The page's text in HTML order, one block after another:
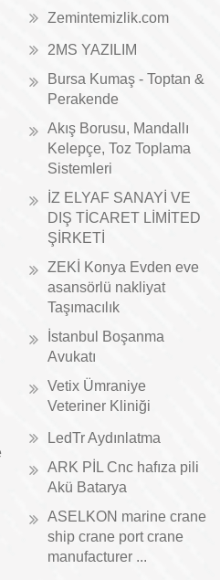
Zemintemizlik.com
2MS YAZILIM
Bursa Kumaş - Toptan &
Perakende
Akış Borusu, Mandallı
Kelepçe, Toz Toplama
Sistemleri
İZ ELYAF SANAYİ VE
DIŞ TİCARET LİMİTED
ŞİRKETİ
ZEKİ Konya Evden eve
asansörlü nakliyat
Taşımacılık
İstanbul Boşanma
Avukatı
Vetix Ümraniye
Veteriner Kliniği
LedTr Aydınlatma
ARK PİL Cnc hafıza pili
Akü Batarya
ASELKON marine crane
ship crane port crane
manufacturer ...